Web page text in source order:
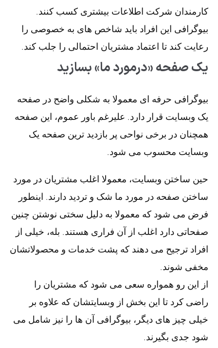
کارمندان شرکت اطلاعات بیشتری کسب کنند.
بیوگرافی این افراد باید شاخص های به خصوصی را
رعایت کند تا اعتماد مشتریان احتمالی را جلب کند.
یک صفحه «درمورد ما» بسازید
بیوگرافی حرفه ای معمولا به شکلی واضح در صفحه
یک وبسایت قرار دارد. علیرغم باور عموم، این صفحه
همچنان در برخی نواحی پر بازدید ترین صفحه یک
وبسایت محسوب می شود.
حین ساختن وبسایت، معمولا اغلب مشتریان در مورد
ساختن صفحه در مورد ما شک و تردید دارند. اینطور
فرض می شود که معمولا به دلیل سختی نوشتن چنین
صفحاتی دارد اغلب از آن فراری هستند. بله، خیلی از
افراد ترجیح می دهند که پشت خدمات و محصولاتشان
مخفی شوند.
از این رو همواره سعی می شود که مشتریان را
راضی کرد تا این بخش از وبسایتشان که علاوه بر
خیلی چیز های دیگر، بیوگرافی آن ها را نیز شامل می
شود جدی بگیرند.